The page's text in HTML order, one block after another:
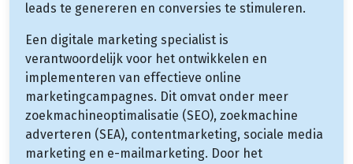
leads te genereren en conversies te stimuleren.
Een digitale marketing specialist is
verantwoordelijk voor het ontwikkelen en
implementeren van effectieve online
marketingcampagnes. Dit omvat onder meer
zoekmachineoptimalisatie (SEO), zoekmachine
adverteren (SEA), contentmarketing, sociale media
marketing en e-mailmarketing. Door het